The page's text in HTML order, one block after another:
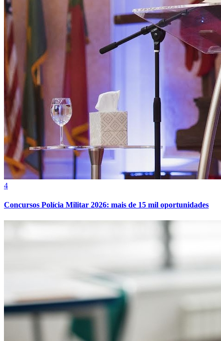
4
Concursos Polícia Militar 2026: mais de 15 mil oportunidades